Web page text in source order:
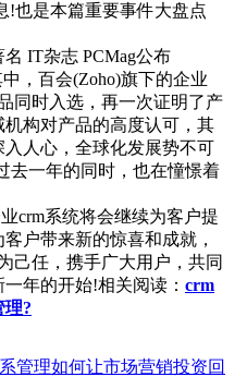
!也是本篇重要事件大盘点
IT杂志 PCMag公布
，百会(Zoho)旗下的企业
同时入选，再一次证明了产
构对产品的高度认可，其
人心，全球化发展势不可
去一年的同时，也在憧憬着
系统将会继续为客户提
户带来新的惊喜和成就，
己任，携手广大用户，共同
年的开始!相关阅读： crm
理?
管理如何让市场营销投资回